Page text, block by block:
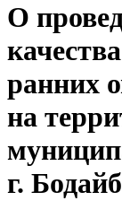
О
ранних
на
г.